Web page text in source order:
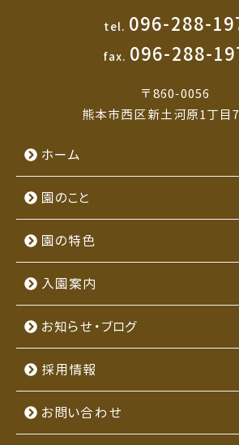
tel. 096-288-
fax. 096-288-
〒860-0056
熊本市西区新土河原1丁目
ホーム
園のこと
園の特色
入園案内
お知らせ・ブログ
採用情報
お問い合わせ